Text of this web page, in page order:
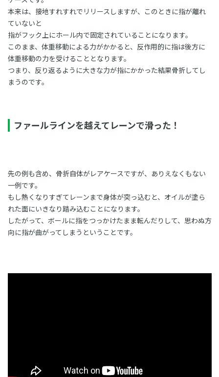
本来は、接地すれすれでリリースしますが、このときに指が離れ
ていないと
指がフック上にホール内で固定されていることになります。
このまま、体重移動による力がかかると、反作用的に指は後方に
体重移動の力を受けることとなります。
つまり、反り返るように大きな力が指にかかった結果骨折してし
まうのです。
ファールラインを越えてレーンで滑った！
先の例も含め、骨折自体がレアケースですが、ありえなくもない
一例です。
もし熱くなりすぎてレーンまで身体が突っ込むと、オイルが塗ら
れた面にいきなり踏み込むことになります。
したがって、ボールに指をつっかけたまま転んだりして、思わぬ方
向に指が曲がってしまうということです。